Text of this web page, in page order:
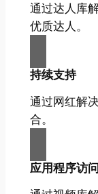
通过达人库
优质达人。
持续支持
通过网红解
合。
应用程序访问